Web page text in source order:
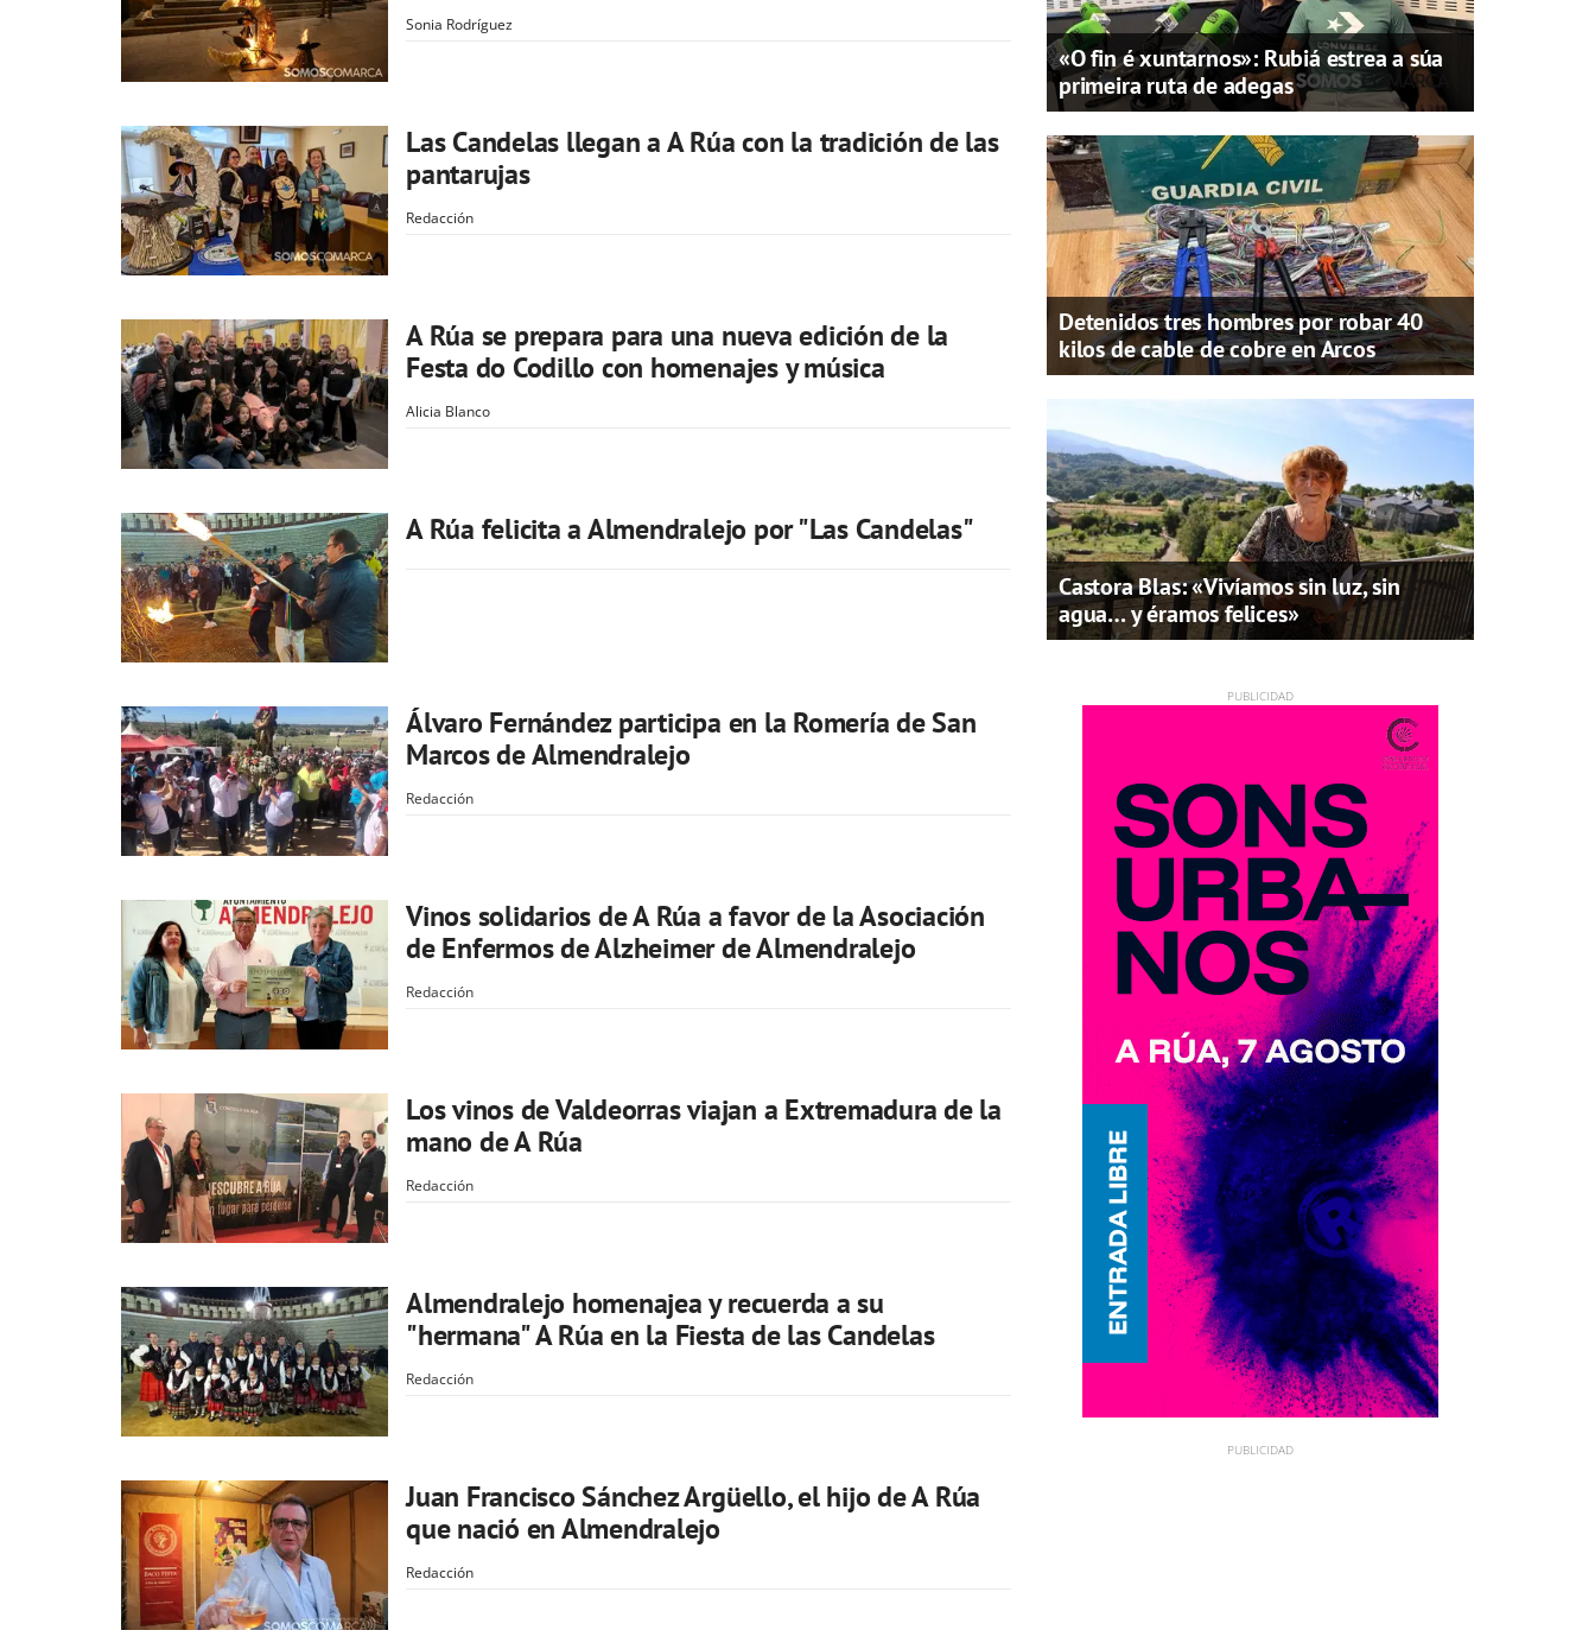
Sonia Rodríguez
Las Candelas llegan a A Rúa con la tradición de las
pantarujas
Redacción
A Rúa se prepara para una nueva edición de la
Festa do Codillo con homenajes y música
Alicia Blanco
A Rúa felicita a Almendralejo por "Las Candelas"
Álvaro Fernández participa en la Romería de San
Marcos de Almendralejo
Redacción
Vinos solidarios de A Rúa a favor de la Asociación
de Enfermos de Alzheimer de Almendralejo
Redacción
Los vinos de Valdeorras viajan a Extremadura de la
mano de A Rúa
Redacción
Almendralejo homenajea y recuerda a su
"hermana" A Rúa en la Fiesta de las Candelas
Redacción
Juan Francisco Sánchez Argüello, el hijo de A Rúa
que nació en Almendralejo
Redacción
«O fin é xuntarnos»: Rubiá estrea a súa
primeira ruta de adegas
Detenidos tres hombres por robar 40
kilos de cable de cobre en Arcos
Castora Blas: «Vivíamos sin luz, sin
agua… y éramos felices»